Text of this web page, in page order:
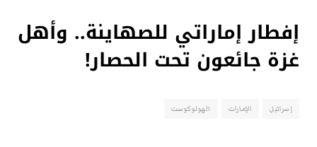
إفطار إماراتي للصهاينة.. وأهل
غزة جائعون تحت الحصار!
إسرائيل الإمارات الهولوكوست